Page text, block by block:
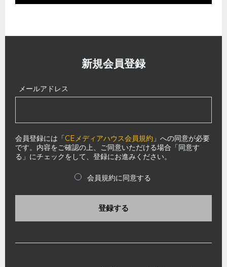
新規会員登録
メールアドレス
会員登録には「CEメディアハウス会員規約 」への同意が必要
です。内容をご確認の上、ご同意いただける場合「同意す
る」にチェックをして、登録にお進みください。
会員規約に同意する
登録する